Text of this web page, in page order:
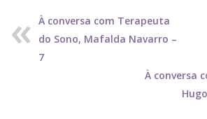
À conversa com Terapeuta
do Sono, Mafalda Navarro –
7
À conversa